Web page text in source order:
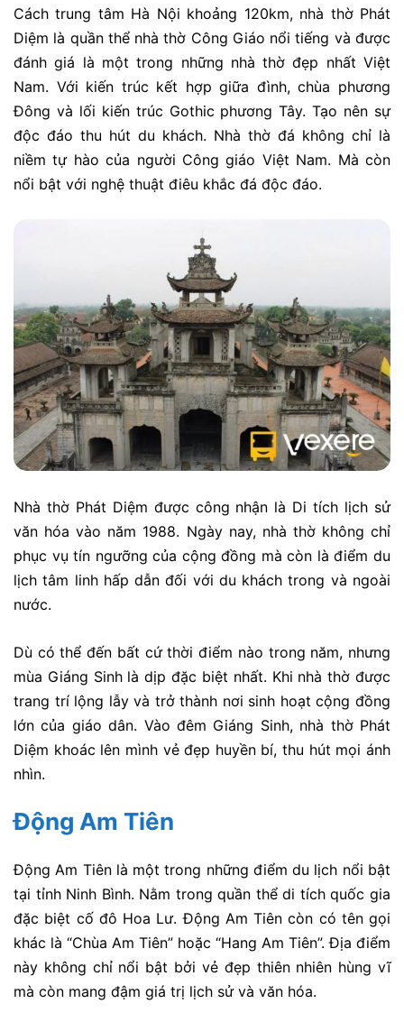
Cách trung tâm Hà Nội khoảng 120km, nhà thờ Phát
Diệm là quần thể nhà thờ Công Giáo nổi tiếng và được
đánh giá là một trong những nhà thờ đẹp nhất Việt
Nam. Với kiến trúc kết hợp giữa đình, chùa phương
Đông và lối kiến trúc Gothic phương Tây. Tạo nên sự
độc đáo thu hút du khách. Nhà thờ đá không chỉ là
niềm tự hào của người Công giáo Việt Nam. Mà còn
nổi bật với nghệ thuật điêu khắc đá độc đáo.
Nhà thờ Phát Diệm được công nhận là Di tích lịch sử
văn hóa vào năm 1988. Ngày nay, nhà thờ không chỉ
phục vụ tín ngưỡng của cộng đồng mà còn là điểm du
lịch tâm linh hấp dẫn đối với du khách trong và ngoài
nước.
Dù có thể đến bất cứ thời điểm nào trong năm, nhưng
mùa Giáng Sinh là dịp đặc biệt nhất. Khi nhà thờ được
trang trí lộng lẫy và trở thành nơi sinh hoạt cộng đồng
lớn của giáo dân. Vào đêm Giáng Sinh, nhà thờ Phát
Diệm khoác lên mình vẻ đẹp huyền bí, thu hút mọi ánh
nhìn.
Động Am Tiên
Động Am Tiên là một trong những điểm du lịch nổi bật
tại tỉnh Ninh Bình. Nằm trong quần thể di tích quốc gia
đặc biệt cố đô Hoa Lư. Động Am Tiên còn có tên gọi
khác là “Chùa Am Tiên” hoặc “Hang Am Tiên”. Địa điểm
này không chỉ nổi bật bởi vẻ đẹp thiên nhiên hùng vĩ
mà còn mang đậm giá trị lịch sử và văn hóa.